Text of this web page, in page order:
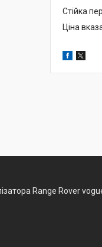
Стійка
Ціна
Range Rover